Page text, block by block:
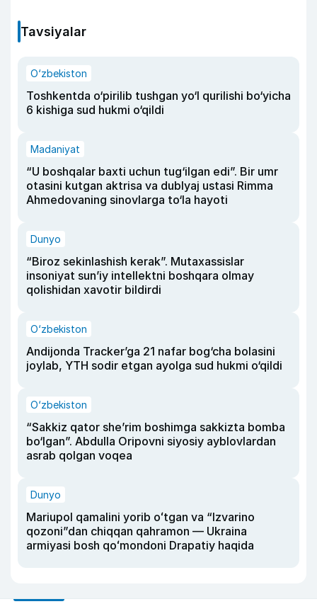
Tavsiyalar
O‘zbekiston
Toshkentda o‘pirilib tushgan yo‘l qurilishi bo‘yicha
6 kishiga sud hukmi o‘qildi
Madaniyat
“U boshqalar baxti uchun tug‘ilgan edi”. Bir umr
otasini kutgan aktrisa va dublyaj ustasi Rimma
Ahmedovaning sinovlarga to‘la hayoti
Dunyo
“Biroz sekinlashish kerak”. Mutaxassislar
insoniyat sun’iy intellektni boshqara olmay
qolishidan xavotir bildirdi
O‘zbekiston
Andijonda Tracker’ga 21 nafar bog‘cha bolasini
joylab, YTH sodir etgan ayolga sud hukmi o‘qildi
O‘zbekiston
“Sakkiz qator she’rim boshimga sakkizta bomba
bo‘lgan”. Abdulla Oripovni siyosiy ayblovlardan
asrab qolgan voqea
Dunyo
Mariupol qamalini yorib oʻtgan va “Izvarino
qozoni”dan chiqqan qahramon — Ukraina
armiyasi bosh qoʻmondoni Drapatiy haqida